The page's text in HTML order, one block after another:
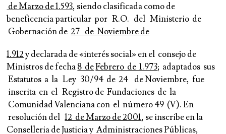
de Marzo de 1.593, siendo clasificada como de
beneficencia particular por R.O. del Ministerio de
Gobernación de27 de Noviembre de
1.912y declarada de «interés social» en el consejo de
Ministros de fecha8 deFebrero de 1.973; adaptados sus
Estatutos a la Ley 30/94 de 24 de Noviembre, fue
inscrita en el Registro de Fundaciones de la
Comunidad Valenciana con el número 49 (V). En
resolución del12 de Marzo de 2001, se inscribe en la
Conselleria de Justicia y Administraciones Públicas,